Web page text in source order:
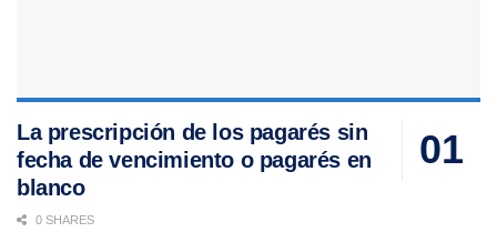
La prescripción de los pagarés sin
fecha de vencimiento o pagarés en
blanco
0 SHARES